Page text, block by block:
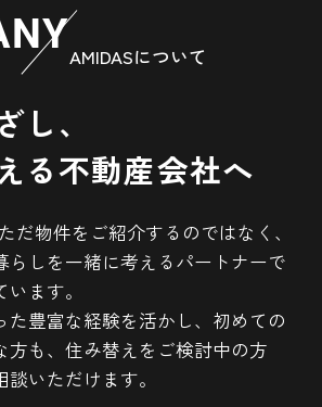
している？購入前に知...
茨木駅周辺でマンション購入を考えて
るものの、「今が買い時なのか」や
どのくらいの価格が相場なのか」と疑
本記事では、JR茨木駅周辺の中古マ
ョン価格相場...
かりやすく解説し
とで、自分は今の
見るべきか、それと
るはずです。将来
減らし、納得できる
び方がイ
AMIDASについて
し、
る不動産会社へ
だ物件をご紹介するのではなく、
らしを一緒に考えるパートナーで
ます。
た豊富な経験を活かし、初めての
方も、住み替えをご検討中の方
いただけます。